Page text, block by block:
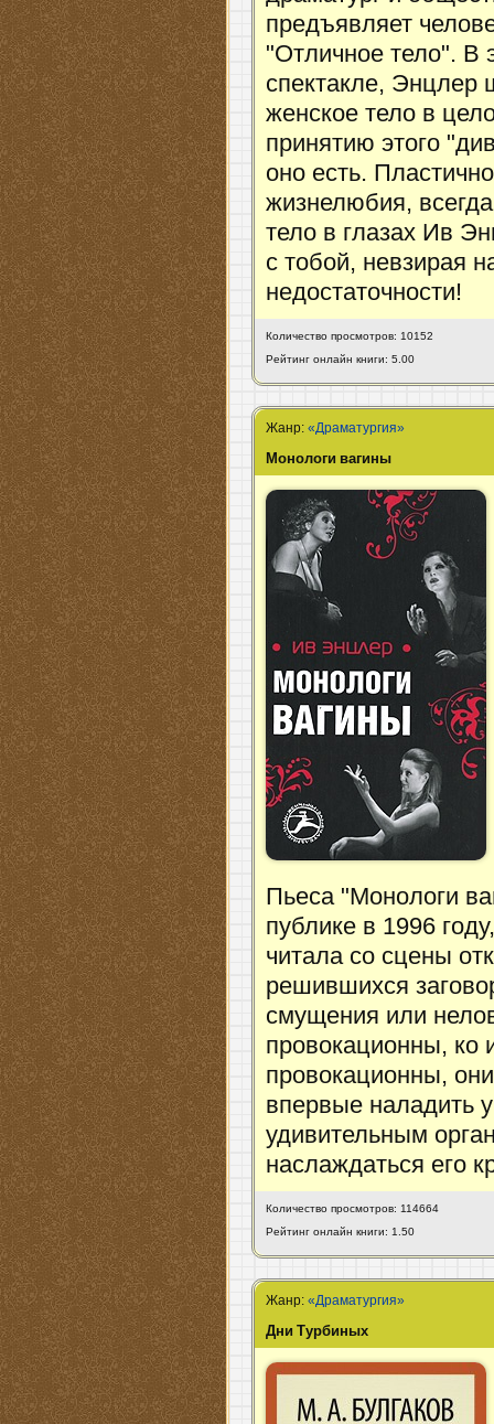
предъявляет
"Отличное тело". В
спектакле, Энцлер
женское тело в
принятию этого
оно есть.
жизнелюбия,
тело в глазах Ив
с тобой, невзирая
недостаточности!
Количество просмотров: 10152
Рейтинг онлайн книги: 5.00
Жанр:«Драматургия»
Монологи вагины
Пьеса "Монологи
публике в 1996
читала со сцены
решившихся
смущения или
провокационны, ко
провокационны,
впервые наладить
удивительным
наслаждаться его
Количество просмотров: 114664
Рейтинг онлайн книги: 1.50
Жанр:«Драматургия»
Дни Турбиных